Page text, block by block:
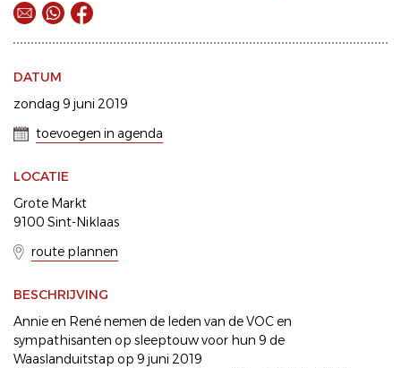
DATUM
zondag 9 juni 2019
toevoegen in agenda
LOCATIE
Grote Markt
9100 Sint-Niklaas
route plannen
BESCHRIJVING
Annie en René nemen de leden van de VOC en
sympathisanten op sleeptouw voor hun 9 de
Waaslanduitstap op 9 juni 2019